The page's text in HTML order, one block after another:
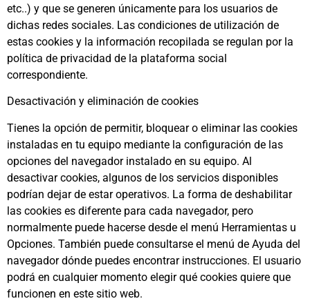
etc..) y que se generen únicamente para los usuarios de
dichas redes sociales. Las condiciones de utilización de
estas cookies y la información recopilada se regulan por la
política de privacidad de la plataforma social
correspondiente.
Desactivación y eliminación de cookies
Tienes la opción de permitir, bloquear o eliminar las cookies
instaladas en tu equipo mediante la configuración de las
opciones del navegador instalado en su equipo. Al
desactivar cookies, algunos de los servicios disponibles
podrían dejar de estar operativos. La forma de deshabilitar
las cookies es diferente para cada navegador, pero
normalmente puede hacerse desde el menú Herramientas u
Opciones. También puede consultarse el menú de Ayuda del
navegador dónde puedes encontrar instrucciones. El usuario
podrá en cualquier momento elegir qué cookies quiere que
funcionen en este sitio web.